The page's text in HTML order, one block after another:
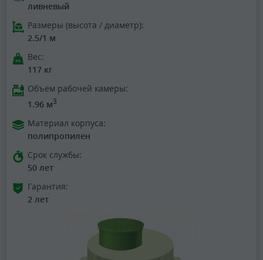
ливневый
Размеры (высота / диаметр):
2.5/1 м
Вес:
117 кг
Объем рабочей камеры:
1.96 м3
Материал корпуса:
полипропилен
Срок службы:
50 лет
Гарантия:
2 лет